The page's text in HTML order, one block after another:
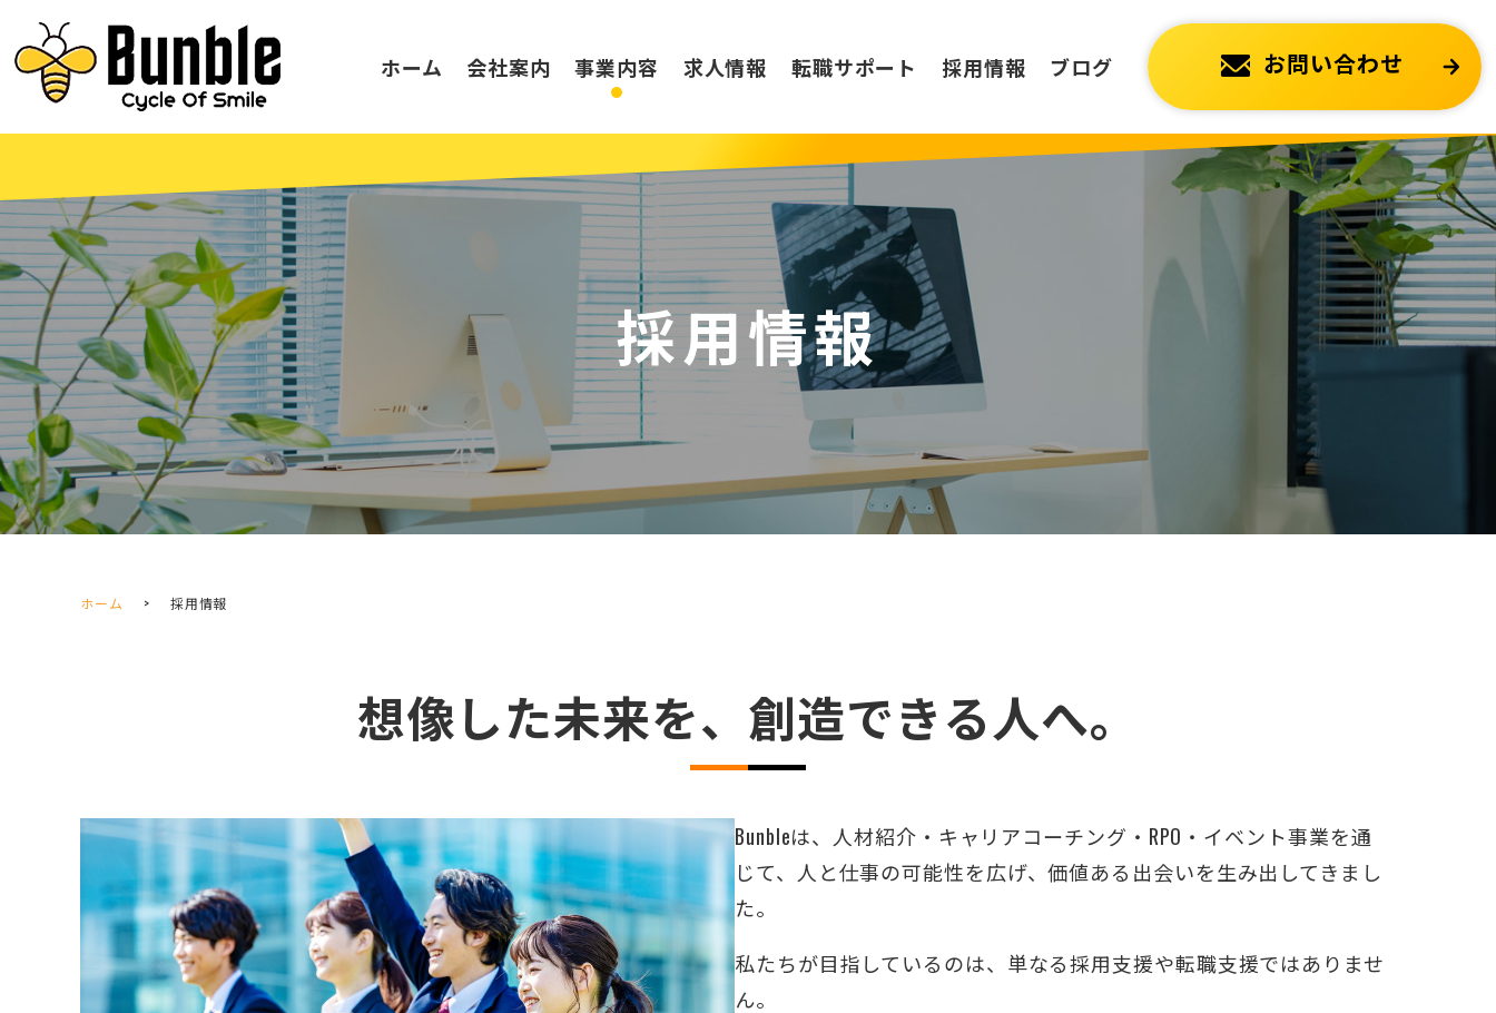
ホーム 会社案内 事業内容 求人情報 転職サポート 採用情報 ブログ お問い合わせ
採用情報
ホーム 採用情報
想像した未来を、創造できる人へ。
Bunbleは、人材紹介・キャリアコーチング・RPO・イベント事業を通
じて、人と仕事の可能性を広げ、価値ある出会いを生み出してきまし
た。
私たちが目指しているのは、単なる採用支援や転職支援ではありませ
ん。